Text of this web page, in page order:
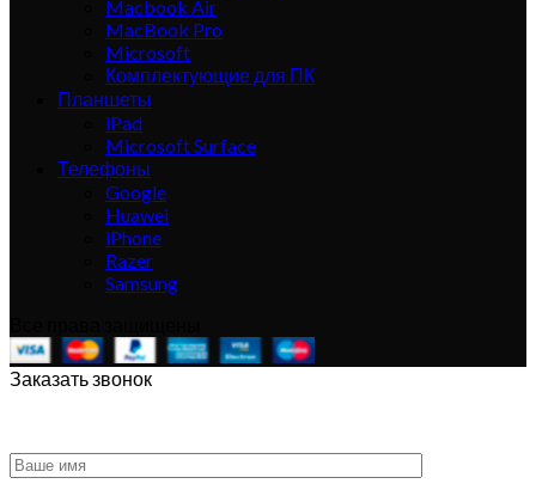
Macbook Air
MacBook Pro
Microsoft
Комплектующие для ПК
Планшеты
iPad
Microsoft Surface
Телефоны
Google
Huawei
iPhone
Razer
Samsung
Заказать звонок